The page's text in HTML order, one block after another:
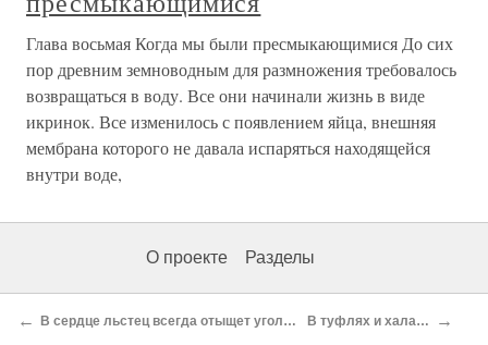
Глава восьмая Когда мы были пресмыкающимися До сих
пор древним земноводным для размножения требовалось
возвращаться в воду. Все они начинали жизнь в виде
икринок. Все изменилось с появлением яйца, внешняя
мембрана которого не давала испаряться находящейся
внутри воде,
О проекте Разделы
← В сердце льстец всегда отыщет уголок В туфлях и халате →